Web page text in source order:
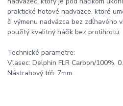
praktické hotové nadväzce, ktoré
či výmenu nadväzca bez zdĺhavého
použitý kvalitný háčik bez protihrotu.
Technické parametre:
Vlasec: Delphin FLR Carbon/100%,
Nástrahový tŕň: 7mm